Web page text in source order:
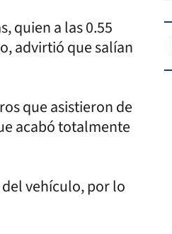
quien a las 0.55
advirtió que salían
que asistieron de
acabó totalmente
vehículo, por lo